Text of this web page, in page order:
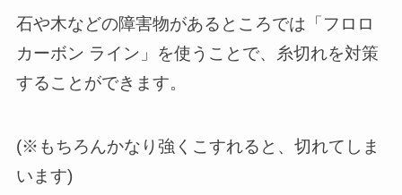
石や木などの障害物があるところでは「フロロ
カーボン ライン」を使うことで、糸切れを対策
することができます。
(※もちろんかなり強くこすれると、切れてしま
います)